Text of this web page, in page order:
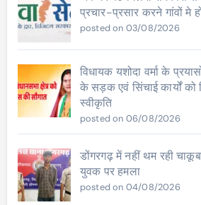
प्रचार-प्रसार करने गांवों मे
posted on 03/08/2026
विधायक यशोदा वर्मा के
के सड़क एवं सिंचाई कार्यों को
स्वीकृति
posted on 06/08/2026
डोंगरगढ़ में नहीं थम रही
युवक पर हमला
posted on 04/08/2026